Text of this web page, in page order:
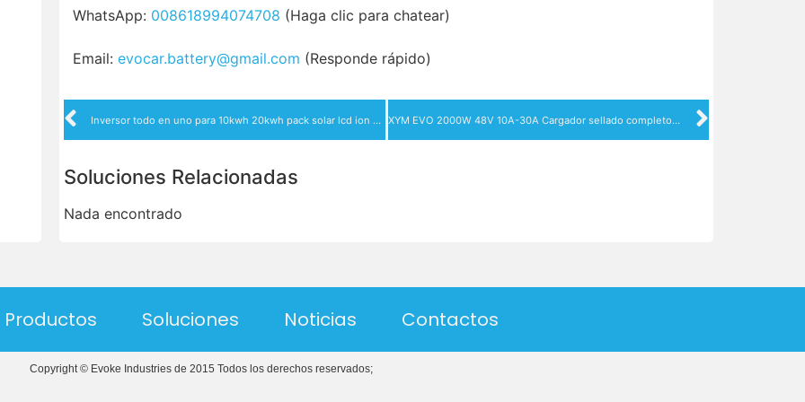
WhatsApp: 008618994074708 (Haga clic para chatear)
Email: evocar.battery@gmail.com (Responde rápido)
Inversor todo en uno para 10kwh 20kwh pack solar lcd ion baterías 200ah hogar lifepo4 batería de litio sistema de almacenamiento de energía XYM EVO 2000W 48V 10A-30A Cargador sellado completo montado en vehículo serie para carrito de golf electrónico
Soluciones Relacionadas
Nada encontrado
Productos Soluciones Noticias Contactos
Copyright © Evoke Industries de 2015 Todos los derechos reservados;